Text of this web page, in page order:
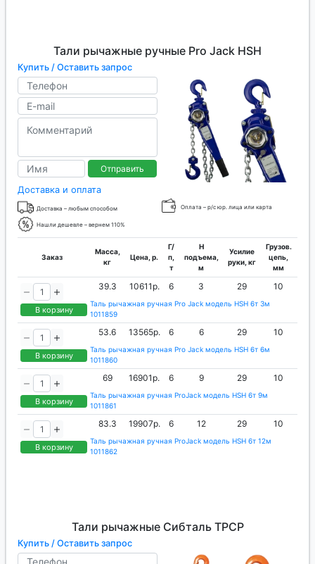
Тали рычажные ручные Pro Jack HSH
Купить / Оставить запрос
Отправить
Доставка и оплата
Доставка – любым способом Оплата – р/с юр. лица или карта
Нашли дешевле – вернем 110%
Заказ
Масса,
кг
Цена, р.
Г/
п,
т
H
подъема,
м
Усилие
руки, кг
Грузов.
цепь,
мм
В корзину
39.3 10611р. 6 3 29 10
Таль рычажная ручная Pro Jack модель HSH 6т 3м
1011859
В корзину
53.6 13565р. 6 6 29 10
Таль рычажная ручная Pro Jack модель HSH 6т 6м
1011860
В корзину
69 16901р. 6 9 29 10
Таль рычажная ручная ProJack модель HSH 6т 9м
1011861
В корзину
83.3 19907р. 6 12 29 10
Таль рычажная ручная ProJack модель HSH 6т 12м
1011862
Тали рычажные Сибталь ТРСР
Купить / Оставить запрос